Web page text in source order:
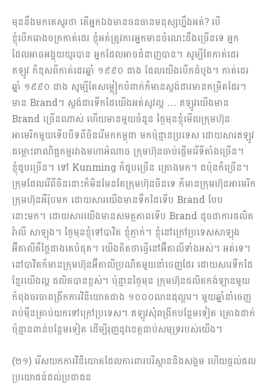
មុននឹងមកគេសួរថា តើអ្នកឯងមានធនធានមនុស្សហ្នឹងអត់? បើ
ខ្ញុំបើករោងចក្រកាត់ដេរ ខ្ញុំអត់ត្រូវការអ្នកមានចំណេះដឹងច្រើនទេ​​ អ្នក
ដែលអាចអង្គុយយូរបាន អ្នកដែលអាចជំនាញបាន។ សូម្បីតែកាត់ដេរ
ឥឡូវ ក៏ខុសពីកាត់ដេរឆ្នាំ ១៩៩០ ជាង ដែលយើងបើកដំបូង។ កាត់ដេរ
ឆ្នាំ ១៩៩០ ជាង សូម្បីតែសម្លៀកបំពាក់ក៏មានស្តង់ដារមានកម្រិតដែរ។
មាន Brand។ ស្តង់ដារទឹកដៃយើងអត់សូវល្អ … ឥឡូវយើងមាន
Brand ច្រើនណាស់ ហើយមានមួយចំនួន ថ្ងៃមុនខ្ញុំមើលក្រុមហ៊ុន
អាមេរិក​មួយទើបបិទពីចិនរើមកកម្ពុជា មកប៉ុន្មានប្រទេស ដោយសារឥឡូវ
ជម្លោះពាណិជ្ជកម្មរវាងមហាអំណាច ក្រុមហ៊ុនចាប់ផ្តើមរើទីតាំងច្រើន។
ខ្ញុំជួបច្រើន។ ទៅ Kunming ក៏ជួបច្រើន គ្រោងមក។ ជប៉ុនក៏ច្រើន។
ក្រុមដែលរើពីចិននោះក៏មិនមែនតែក្រុមហ៊ុនចិនទេ ក៏មានក្រុមហ៊ុនអាមេរិក
ក្រុមហ៊ុនអឺរ៉ុបមក ដោយសារយើងមានទឹកដៃទើប Brand បែប
នោះមក។ ដោយសារយើងមានសមត្ថភាពទើប Brand ដូចជាការផលិត
វ៉ាលី សាឡុង។ ថ្ងៃមុនខ្ញុំទៅបាវិត ខ្ញុំភ្ញាក់។ ខ្ញុំនៅក្រៅប្រទេសសាឡុង
អ៊ីតាលីគឺថ្លៃជាងគេបំផុត។ យើងគិតថាធ្វើនៅអ៊ីតាលីទាំងអស់។ អត់ទេ។
នៅបាវិតក៏មានក្រុមហ៊ុនអ៊ីតាលីប្រណិតមួយនាំចេញដែរ ដោយសារទឹកដៃ
ខ្មែរយើងល្អ ផលិតបានខ្ពស់។ ប៉ុន្មានថ្ងៃមុន ក្រុមហ៊ុនផលិតកង់ឡានមួយ
កំពុងចរចាពង្រីកការវិនិយោគជាង ១០០០លានដុល្លារ។ មួយឆ្នាំនាំចេញ
រាប់ម៉ឺនគ្រាប់យកទៅក្រៅប្រទេស។ ឥឡូវសុំពង្រីកបន្ថែមទៀត​ គ្រោងដាក់
ប៉ុន្មានពាន់បន្ថែមទៀត ដើម្បីរុញនូវខេត្តជាប់សមុទ្ររបស់យើង។
(២១) រើសយកការវិនិយោគដែលការពារបរិស្ថាននិងសង្គម ហើយផ្តល់ផល
ប្រយោជន៍ដល់ប្រជាជន